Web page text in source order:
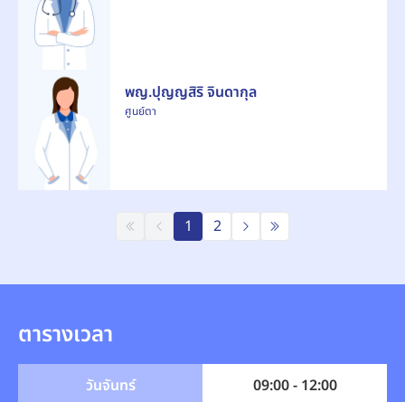
พญ.ปุญญสิริ จินดากุล
ศูนย์ตา
1 2
ตารางเวลา
วันจันทร์
09:00 - 12:00